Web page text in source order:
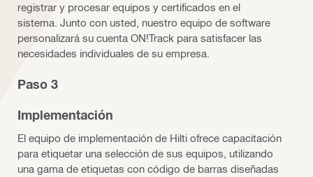
registrar y procesar equipos y certificados en el
sistema. Junto con usted, nuestro equipo de software
personalizará su cuenta ON!Track para satisfacer las
necesidades individuales de su empresa.
Paso 3
Implementación
El equipo de implementación de Hilti ofrece capacitación
para etiquetar una selección de sus equipos, utilizando
una gama de etiquetas con código de barras diseñadas